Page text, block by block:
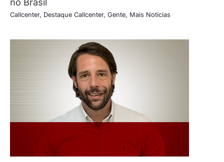
Callcenter, Destaque Callcenter, Gente, Mais Notícias